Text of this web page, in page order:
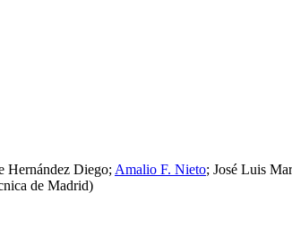
Hernández Diego; Amalio F. Nieto; José Luis
de Madrid)